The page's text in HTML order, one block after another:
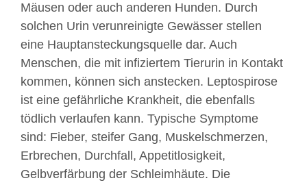
Mäusen oder auch anderen Hunden. Durch
solchen Urin verunreinigte Gewässer stellen
eine Hauptansteckungsquelle dar. Auch
Menschen, die mit infiziertem Tierurin in Kontakt
kommen, können sich anstecken. Leptospirose
ist eine gefährliche Krankheit, die ebenfalls
tödlich verlaufen kann. Typische Symptome
sind: Fieber, steifer Gang, Muskelschmerzen,
Erbrechen, Durchfall, Appetitlosigkeit,
Gelbverfärbung der Schleimhäute. Die